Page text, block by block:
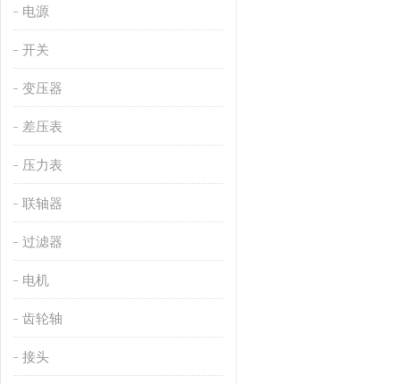
电源
开关
变压器
差压表
压力表
联轴器
过滤器
电机
齿轮轴
接头